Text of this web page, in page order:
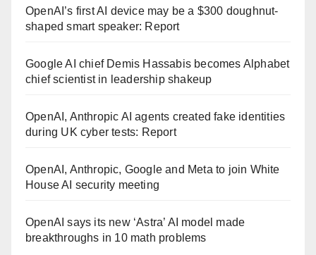
OpenAI’s first AI device may be a $300 doughnut-
shaped smart speaker: Report
Google AI chief Demis Hassabis becomes Alphabet
chief scientist in leadership shakeup
OpenAI, Anthropic AI agents created fake identities
during UK cyber tests: Report
OpenAI, Anthropic, Google and Meta to join White
House AI security meeting
OpenAI says its new ‘Astra’ AI model made
breakthroughs in 10 math problems